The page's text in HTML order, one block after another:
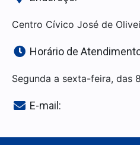
Centro Cívico José de
Horário de
Segunda a sexta-feira, das
E-mail: